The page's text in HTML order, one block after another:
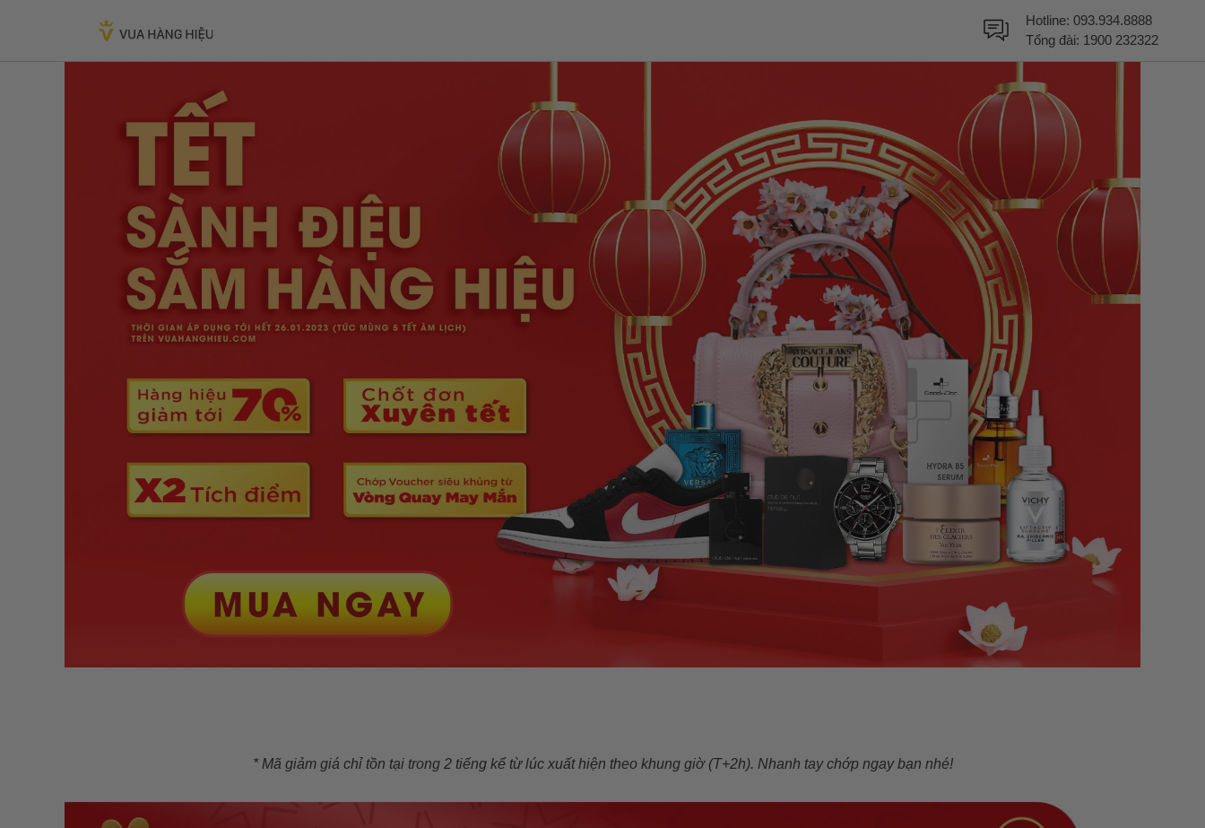
Hotline: 093.934.8888
Tổng đài: 1900 232322
* Mã giảm giá chỉ tồn tại trong 2 tiếng kể từ lúc xuất hiện theo khung giờ (T+2h). Nhanh tay chớp ngay bạn nhé!